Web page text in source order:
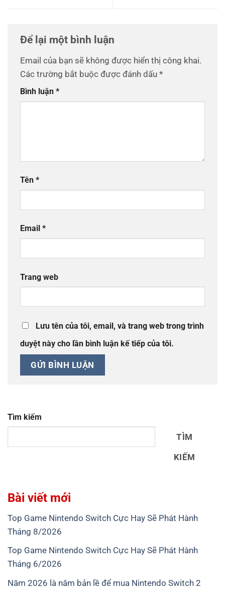
Để lại một bình luận
Email của bạn sẽ không được hiển thị công khai.
Các trường bắt buộc được đánh dấu *
Bình luận *
Tên *
Email *
Trang web
Lưu tên của tôi, email, và trang web trong trình
duyệt này cho lần bình luận kế tiếp của tôi.
Tìm kiếm
TÌM
KIẾM
Bài viết mới
Top Game Nintendo Switch Cực Hay Sẽ Phát Hành
Tháng 8/2026
Top Game Nintendo Switch Cực Hay Sẽ Phát Hành
Tháng 6/2026
Năm 2026 là năm bản lề để mua Nintendo Switch 2